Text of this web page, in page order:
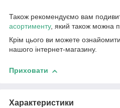
Також рекомендуємо вам
асортименту, який також можна
Крім цього ви можете
нашого інтернет-магазину.
Приховати
Характеристики